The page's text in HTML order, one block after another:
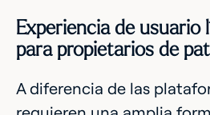
Experiencia de usuario
para propietarios de
A diferencia de las